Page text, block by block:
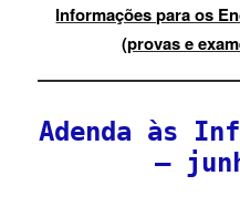
Informações para os
(provas e
Adenda às
–